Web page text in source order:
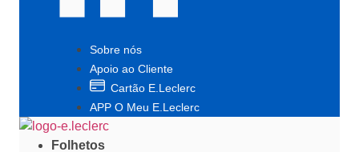
Sobre nós
Apoio ao Cliente
Cartão E.Leclerc
APP O Meu E.Leclerc
Folhetos